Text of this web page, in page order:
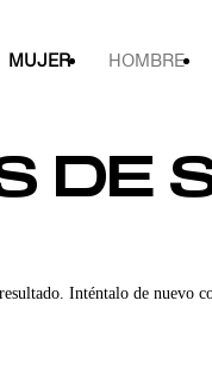
MUJER HOMBRE
DE
Inténtalo de nuevo